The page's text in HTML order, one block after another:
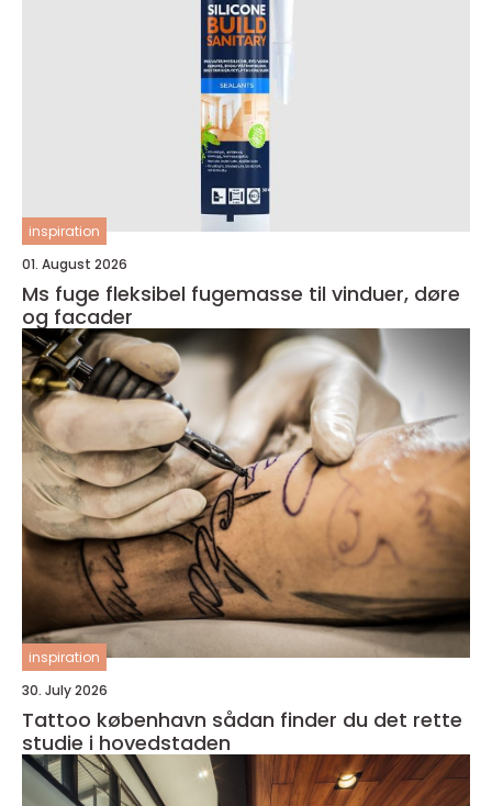
inspiration
01. August 2026
Ms fuge fleksibel fugemasse til vinduer, døre
og facader
inspiration
30. July 2026
Tattoo københavn sådan finder du det rette
studie i hovedstaden